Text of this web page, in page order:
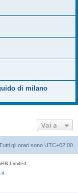
di milano
Vai a
gli orari sono UTC+02:00
Limited